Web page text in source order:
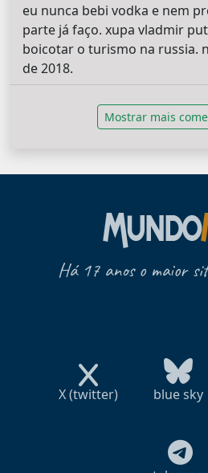
eu nunca bebi vodka e nem
parte já faço. xupa vladmir
boicotar o turismo na russia.
de 2018.
Mostrar mais
Há 17 anos o maior
X (twitter) blue sky